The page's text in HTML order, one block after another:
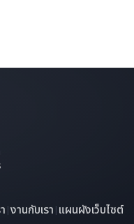
|งานกับเรา | แผนผังเว็บไซต์